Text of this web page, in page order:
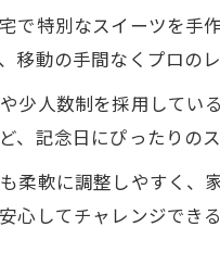
みんなが喜ぶスイ
記念日を盛り上げ
初心者にも安心なオン
初心者歓迎のオン
オンラインお菓子
初めてでも安心な
で特別なスイーツを
動の手間なくプロの
少人数制を採用して
記念日にぴったりの
柔軟に調整しやすく
してチャレンジできる